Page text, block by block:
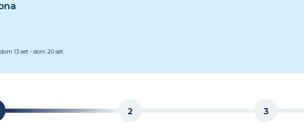
dom 13 set - dom 20 set
2 3